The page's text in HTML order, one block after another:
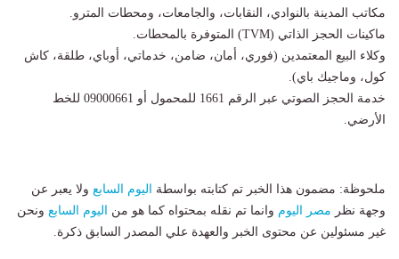
مكاتب المدينة بالنوادي، النقابات، والجامعات، ومحطات المترو.
ماكينات الحجز الذاتي (TVM) المتوفرة بالمحطات.
وكلاء البيع المعتمدين (فوري، أمان، ضامن، خدماتي، أوباي، طلقة، كاش
كول، وماجيك باي).
خدمة الحجز الصوتي عبر الرقم 1661 للمحمول أو 09000661 للخط
الأرضي.
ملحوظة: مضمون هذا الخبر تم كتابته بواسطة اليوم السابع ولا يعبر عن
وجهة نظر مصر اليوم وانما تم نقله بمحتواه كما هو من اليوم السابع ونحن
غير مسئولين عن محتوى الخبر والعهدة علي المصدر السابق ذكرة.